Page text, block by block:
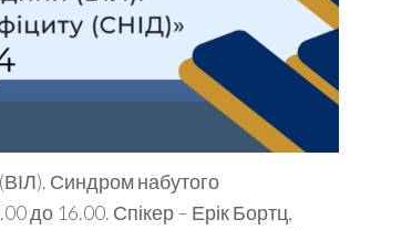
Синдром набутого
до 16.00. Спікер – Ерік Бортц,